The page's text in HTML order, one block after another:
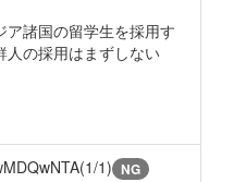
ア諸国の留学生を採用す
人の採用はまずしない
1) NG